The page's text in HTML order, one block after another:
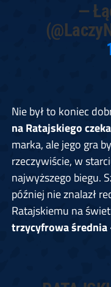
—
Nie był to koniec
na Ratajskiego
marka, ale jego gra
rzeczywiście, w
najwyższego biegu.
później nie znalazł
Ratajskiemu na
trzycyfrowa średnia